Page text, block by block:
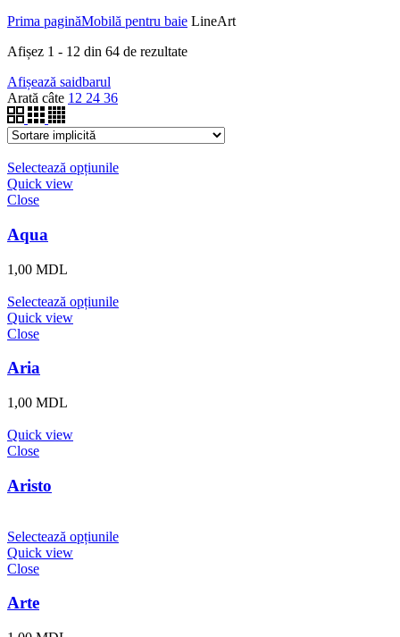
Prima paginăMobilă pentru baie LineArt
Afișez 1 - 12 din 64 de rezultate
Afișează saidbarul
Arată câte 12 24 36
Selectează opțiunile
Quick view
Close
Aqua
1,00 MDL
Selectează opțiunile
Quick view
Close
Aria
1,00 MDL
Quick view
Close
Aristo
Selectează opțiunile
Quick view
Close
Arte